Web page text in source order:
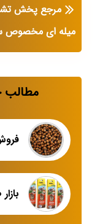
مرجع پخش
میله ای
مطالب